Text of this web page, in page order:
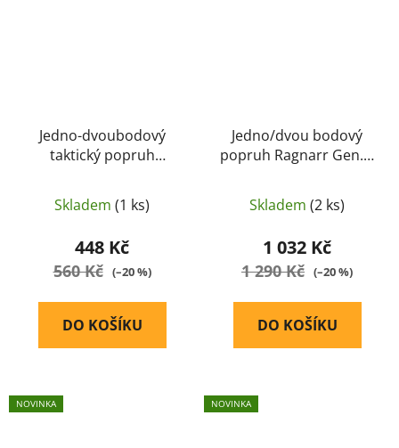
Jedno-dvoubodový
taktický popruh
Gen.II (olivový)
Skladem (1 ks)
448 Kč
560 Kč (–20 %)
DO KOŠÍKU
Jedno/dvou bodový
popruh Ragnarr Gen. II
Skladem (2 ks)
1 032 Kč
1 290 Kč (–20 %)
DO KOŠÍKU
NOVINKA NOVINKA